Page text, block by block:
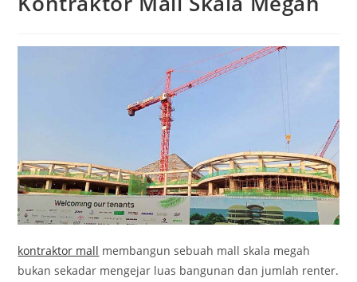
kontraktor mall membangun sebuah mall skala megah
bukan sekadar mengejar luas bangunan dan jumlah renter.